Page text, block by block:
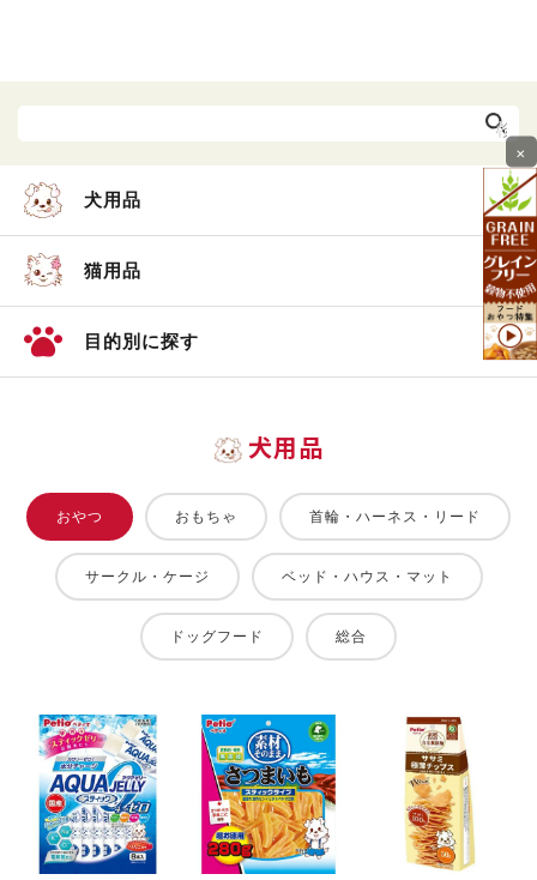
犬用品
猫用品
目的別に探す
犬用品
おやつ おもちゃ 首輪・ハーネス・リード
サークル・ケージ ベッド・ハウス・マット
ドッグフード 総合
×